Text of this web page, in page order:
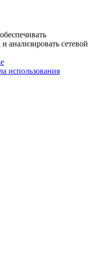
анализировать сетевой
использования